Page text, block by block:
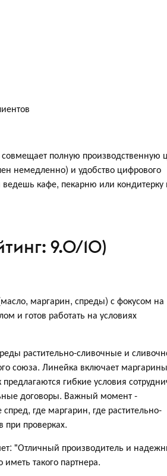
полную производственную
немедленно) и удобство цифрового
кафе, пекарню или кондитерку
9.0/10)
маргарин, спреды) с фокусом на
и готов работать на условиях
растительно-сливочные и
союза. Линейка включает
гибкие условия
договоры. Важный момент -
где маргарин, где растительно-
при проверках.
"Отличный производитель и
такого партнера.